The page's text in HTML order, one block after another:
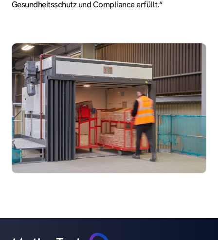
Gesundheitsschutz und Compliance erfüllt.“